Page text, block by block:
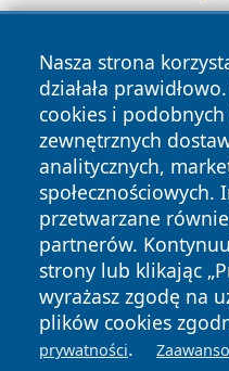
Nasza strona
działała
cookies i
zewnętrznych
analitycznych,
przetwarzane
partnerów.
strony lub klikając
wyrażasz zgodę na
plików cookies
prywatności.
Copyright © 2026
zastrzeżone.
News Autorzy